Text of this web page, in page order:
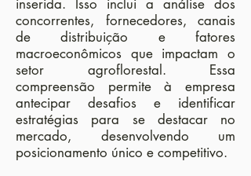
inserida. Isso inclui a análise dos
concorrentes, fornecedores, canais
de distribuição e fatores
macroeconômicos que impactam o
setor agroflorestal. Essa
compreensão permite à empresa
antecipar desafios e identificar
estratégias para se destacar no
mercado, desenvolvendo um
posicionamento único e competitivo.